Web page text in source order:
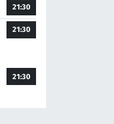
21:30
21:30
21:30